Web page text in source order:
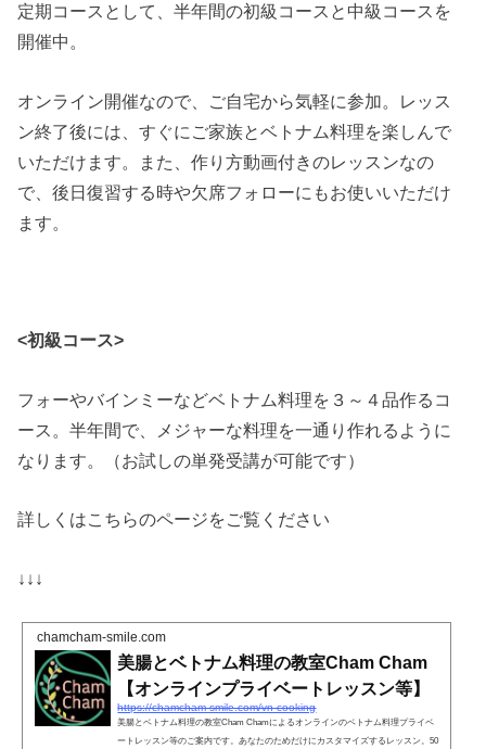
定期コースとして、半年間の初級コースと中級コースを
開催中。
オンライン開催なので、ご自宅から気軽に参加。レッス
ン終了後には、すぐにご家族とベトナム料理を楽しんで
いただけます。また、作り方動画付きのレッスンなの
で、後日復習する時や欠席フォローにもお使いいただけ
ます。
<初級コース>
フォーやバインミーなどベトナム料理を３～４品作るコ
ース。半年間で、メジャーな料理を一通り作れるように
なります。（お試しの単発受講が可能です）
詳しくはこちらのページをご覧ください
↓↓↓
chamcham-smile.com
美腸とベトナム料理の教室Cham Cham
【オンラインプライベートレッスン等】
https://chamcham-smile.com/vn-cooking
美腸とベトナム料理の教室Cham Chamによるオンラインのベトナム料理プライベ
ートレッスン等のご案内です。あなたのためだけにカスタマイズするレッスン。50